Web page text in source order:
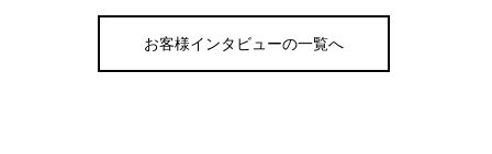
お客様インタビューの一覧へ